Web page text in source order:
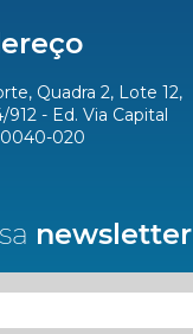
Quadra 2, Lote 12,
912 - Ed. Via Capital
020
newsletter